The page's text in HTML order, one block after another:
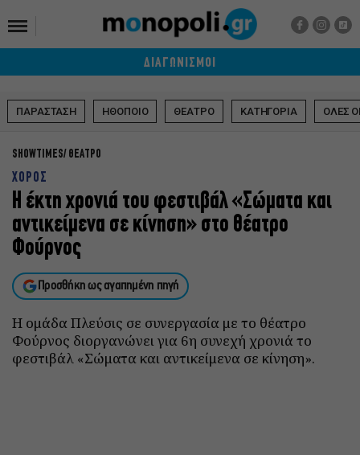
ΔΙΑΓΩΝΙΣΜΟΙ
ΠΑΡΑΣΤΑΣΗ ΗΘΟΠΟΙΟ ΘΕΑΤΡΟ ΚΑΤΗΓΟΡΙΑ ΟΛΕΣ
SHOWTIMES ΘΕΑΤΡΟ
ΧΟΡΟΣ
Η έκτη χρονιά του φεστιβάλ «Σώματα και
αντικείμενα σε κίνηση» στο θέατρο
Φούρνος
Προσθήκη ως αγαπημένη πηγή
Η ομάδα Πλεύσις σε συνεργασία με το θέατρο
Φούρνος διοργανώνει για 6η συνεχή χρονιά το
φεστιβάλ «Σώματα και αντικείμενα σε κίνηση».